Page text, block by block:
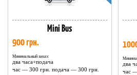
Mini Bus
900 грн.
Минимальный заказ:
два часа+подача
час — 300 грн. подача — 300 грн.
два
час